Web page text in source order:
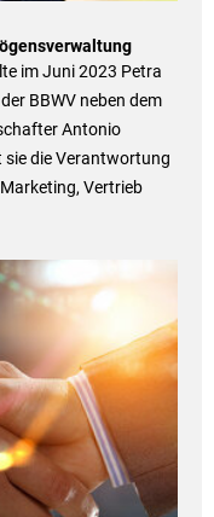
im Juni 2023 Petra
BBWV neben dem
Antonio
sie die Verantwortung
Vertrieb